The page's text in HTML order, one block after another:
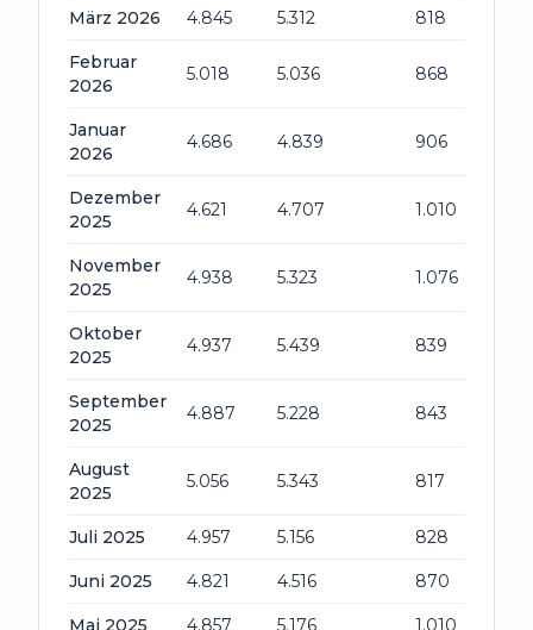
März 2026 4.845 5.312 818
Februar
2026
5.018 5.036 868
Januar
2026
4.686 4.839 906
Dezember
2025
4.621 4.707 1.010
November
2025
4.938 5.323 1.076
Oktober
2025
4.937 5.439 839
September
2025
4.887 5.228 843
August
2025
5.056 5.343 817
Juli 2025 4.957 5.156 828
Juni 2025 4.821 4.516 870
Mai 2025 4.857 5.176 1.010